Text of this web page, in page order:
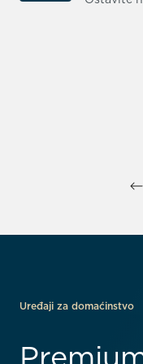
Uređaji za domaćinstvo